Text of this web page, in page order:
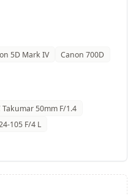
5D Mark IV
Canon 700D
Takumar 50mm F/1.4
105 F/4 L